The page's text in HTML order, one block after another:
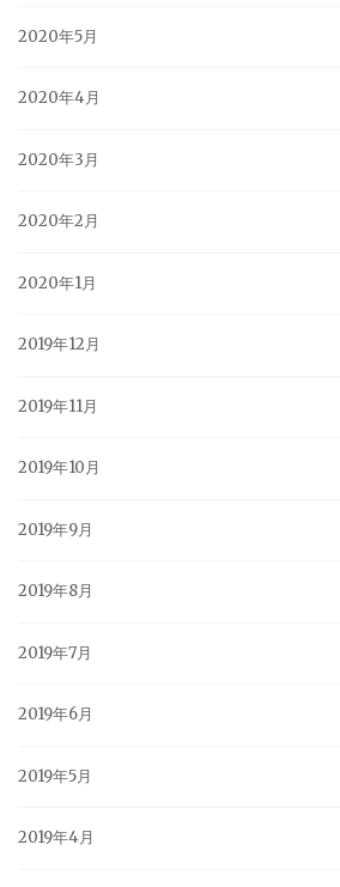
2020年5月
2020年4月
2020年3月
2020年2月
2020年1月
2019年12月
2019年11月
2019年10月
2019年9月
2019年8月
2019年7月
2019年6月
2019年5月
2019年4月